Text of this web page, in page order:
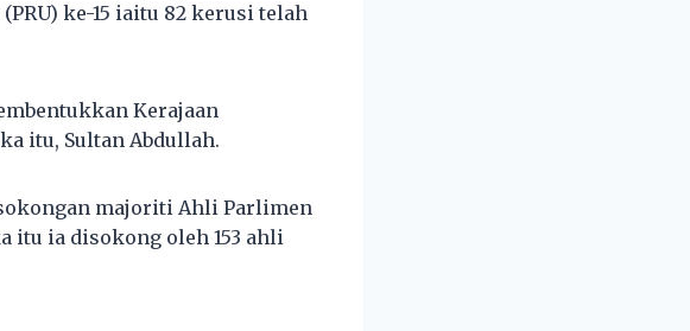
ke-15 iaitu 82 kerusi telah
Kerajaan
itu, Sultan Abdullah.
majoriti Ahli Parlimen
itu ia disokong oleh 153 ahli